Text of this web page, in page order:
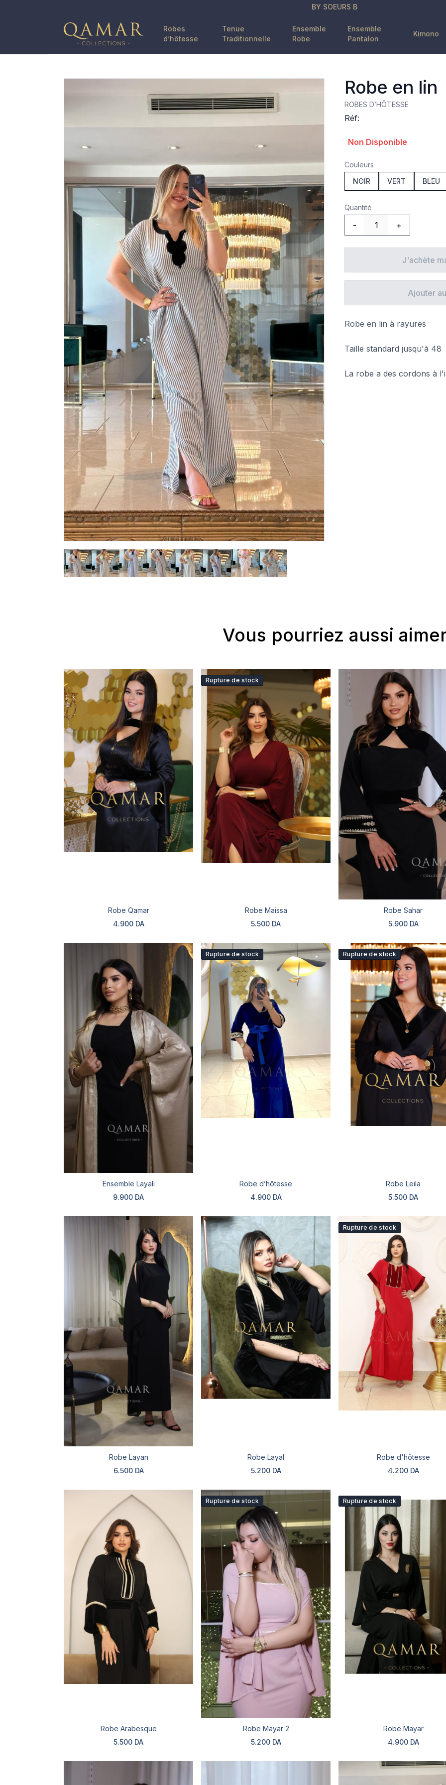
BY SOEURS B
Robes
d’hôtesse
Tenue
Traditionnelle
Ensemble
Robe
Ensemble
Pantalon
Kimono
Robe en lin
ROBES D’HÔTESSE
Réf:
Non Disponible
Couleurs
NOIR
VERT BLEU
Quantité
- +
J'achète
Ajouter
Robe en lin à rayures
Taille standard jusqu'à 48
La robe a des cordons à
Vous pourriez aussi
Robe Qamar
4.900 DA
Rupture de stock
Robe Maissa
5.500 DA
Robe Sahar
5.900 DA
Ensemble Layali
9.900 DA
Rupture de stock
Robe d’hôtesse
4.900 DA
Rupture de stock
Robe Leila
5.500 DA
Robe Layan
6.500 DA
Robe Layal
5.200 DA
Rupture de stock
Robe d'hôtesse
4.200 DA
Robe Arabesque
5.500 DA
Rupture de stock
Robe Mayar 2
5.200 DA
Rupture de stock
Robe Mayar
4.900 DA